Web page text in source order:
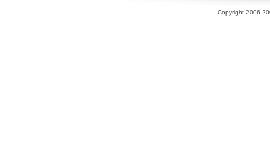
Copyright 2006-